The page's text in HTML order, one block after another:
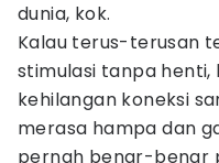
dunia, kok.
Kalau terus-terusan
stimulasi tanpa
kehilangan koneksi
merasa hampa dan
pernah benar-benar